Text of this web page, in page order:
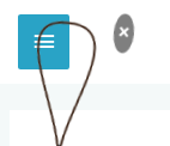
×